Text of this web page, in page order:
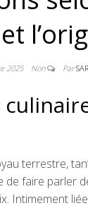
2025 Non Par
terrestre,
de faire parler
Intimement